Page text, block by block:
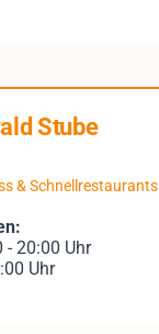
Stube
& Schnellrestaurants
- 20:00 Uhr
Uhr